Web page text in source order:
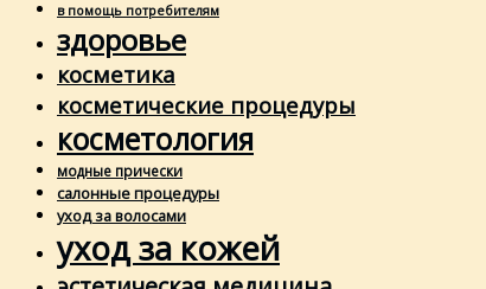
в помощь потребителям
здоровье
косметика
косметические процедуры
косметология
модные прически
салонные процедуры
уход за волосами
уход за кожей